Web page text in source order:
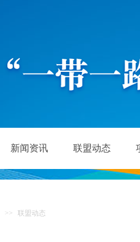
新闻资讯 联盟动态
>> 联盟动态